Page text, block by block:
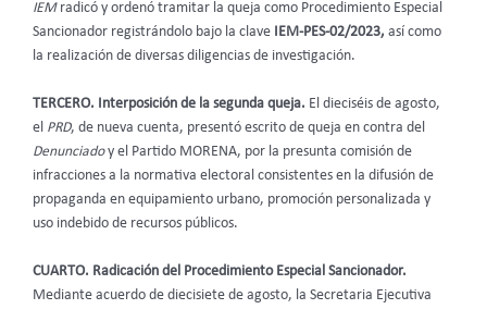
IEMradicó y ordenó tramitar la queja como Procedimiento Especial
Sancionador registrándolo bajo la clave
IEM-PES-02/2023, así como
la realización de diversas diligencias de investigación.
TERCERO. Interposición de la segunda queja. El dieciséis de agosto,
el PRD, de nueva cuenta, presentó escrito de queja en contra del
Denunciadoy el Partido MORENA, por la presunta comisión de
infracciones a la normativa electoral consistentes en la difusión de
propaganda en equipamiento urbano, promoción personalizada y
uso indebido de recursos públicos.
CUARTO. Radicación del Procedimiento Especial Sancionador.
Mediante acuerdo de diecisiete de agosto, la Secretaria Ejecutiva